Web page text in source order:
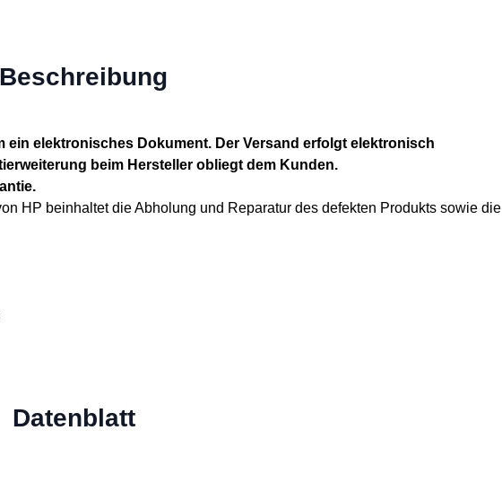
Beschreibung
ein elektronisches Dokument. Der Versand erfolgt elektronisch
beim Hersteller obliegt dem Kunden.
HP beinhaltet die Abholung und Reparatur des defekten Produkts sowie die
Datenblatt